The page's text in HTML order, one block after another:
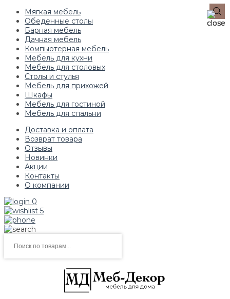
Мягкая мебель
Обеденные столы
Барная мебель
Дачная мебель
Компьютерная мебель
Мебель для кухни
Мебель для столовых
Столы и стулья
Мебель для прихожей
Шкафы
Мебель для гостиной
Мебель для спальни
Доставка и оплата
Возврат товара
Отзывы
Новинки
Акции
Контакты
О компании
0
5
товаров